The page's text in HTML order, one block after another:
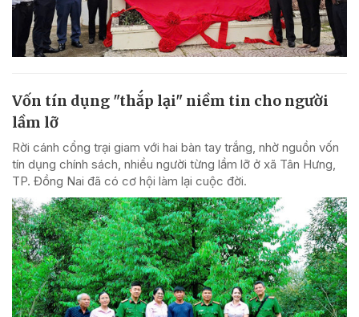
Vốn tín dụng "thắp lại" niềm tin cho người
lầm lỡ
Rời cánh cổng trại giam với hai bàn tay trắng, nhờ nguồn vốn
tín dụng chính sách, nhiều người từng lầm lỡ ở xã Tân Hưng,
TP. Đồng Nai đã có cơ hội làm lại cuộc đời.